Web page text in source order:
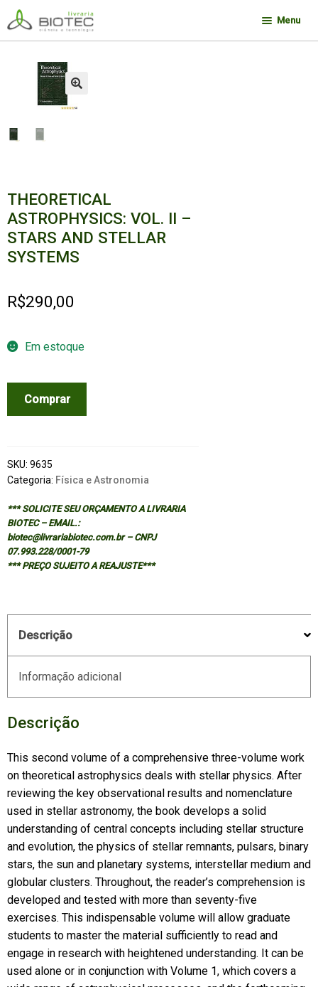
Pular
para
navegação
Pular
para
o
conteúdo
Menu
🔍
THEORETICAL
ASTROPHYSICS: VOL. II –
STARS AND STELLAR
SYSTEMS
R$290,00
Em estoque
THEORETICAL
ASTROPHYSICS:
-
STARS
STELLAR
SYSTEMS
quantidade
Comprar
SKU: 9635
Categoria: Física e Astronomia
*** SOLICITE SEU ORÇAMENTO A LIVRARIA
BIOTEC – EMAIL.:
biotec@livrariabiotec.com.br – CNPJ
07.993.228/0001-79
*** PREÇO SUJEITO A REAJUSTE***
Descrição
Informação adicional
Descrição
This second volume of a comprehensive three-volume work
on theoretical astrophysics deals with stellar physics. After
reviewing the key observational results and nomenclature
used in stellar astronomy, the book develops a solid
understanding of central concepts including stellar structure
and evolution, the physics of stellar remnants, pulsars, binary
stars, the sun and planetary systems, interstellar medium and
globular clusters. Throughout, the reader’s comprehension is
developed and tested with more than seventy-five
exercises. This indispensable volume will allow graduate
students to master the material sufficiently to read and
engage in research with heightened understanding. It can be
used alone or in conjunction with Volume 1, which covers a